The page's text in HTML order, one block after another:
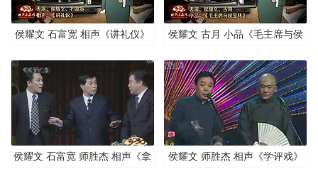
侯耀文 石富宽 相声《讲礼仪》
侯耀文 古月 小品《毛主席与侯
侯耀文 石富宽 师胜杰 相声《拿
侯耀文 师胜杰 相声《学评戏》